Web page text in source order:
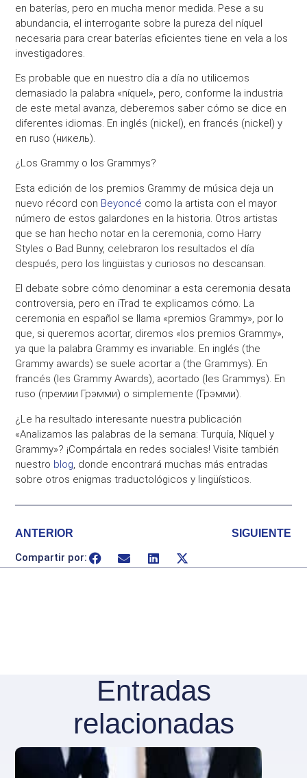
en baterías, pero en mucha menor medida. Pese a su
abundancia, el interrogante sobre la pureza del níquel
necesaria para crear baterías eficientes tiene en vela a los
investigadores.
Es probable que en nuestro día a día no utilicemos
demasiado la palabra «níquel», pero, conforme la industria
de este metal avanza, deberemos saber cómo se dice en
diferentes idiomas. En inglés (nickel), en francés (nickel) y
en ruso (никель).
¿Los Grammy o los Grammys?
Esta edición de los premios Grammy de música deja un
nuevo récord con Beyoncé como la artista con el mayor
número de estos galardones en la historia. Otros artistas
que se han hecho notar en la ceremonia, como Harry
Styles o Bad Bunny, celebraron los resultados el día
después, pero los lingüistas y curiosos no descansan.
El debate sobre cómo denominar a esta ceremonia desata
controversia, pero en iTrad te explicamos cómo. La
ceremonia en español se llama «premios Grammy», por lo
que, si queremos acortar, diremos «los premios Grammy»,
ya que la palabra Grammy es invariable. En inglés (the
Grammy awards) se suele acortar a (the Grammys). En
francés (les Grammy Awards), acortado (les Grammys). En
ruso (премии Грэмми) o simplemente (Грэмми).
¿Le ha resultado interesante nuestra publicación
«Analizamos las palabras de la semana: Turquía, Níquel y
Grammy»? ¡Compártala en redes sociales! Visite también
nuestro blog, donde encontrará muchas más entradas
sobre otros enigmas traductológicos y lingüísticos.
ANTERIOR SIGUIENTE
Compartir por:
Entradas
relacionadas